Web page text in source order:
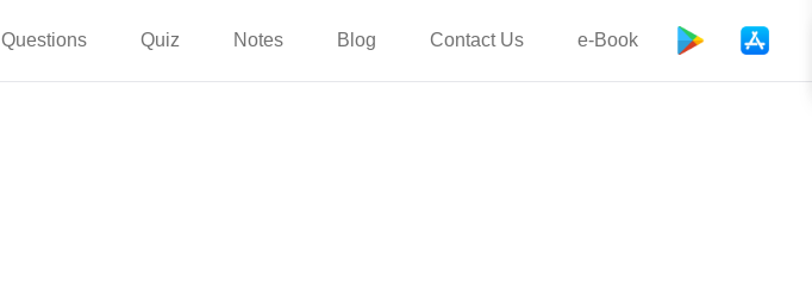
Questions Quiz Notes Blog Contact Us e-Book